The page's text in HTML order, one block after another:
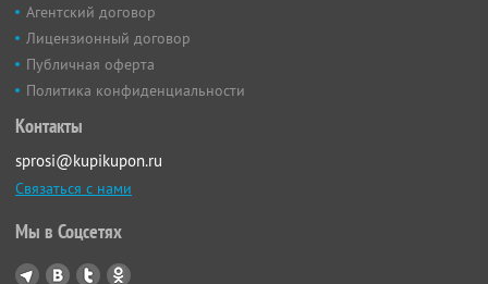
Агентский договор
Лицензионный договор
Публичная оферта
Политика конфиденциальности
Контакты
sprosi@kupikupon.ru
Связаться с нами
Мы в Соцсетях